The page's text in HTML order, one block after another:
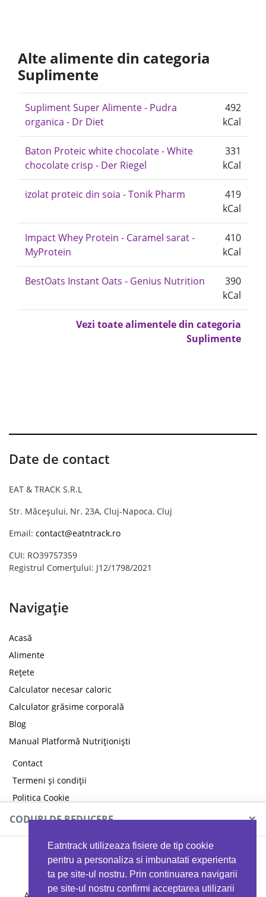
Eatntrack utilizeaza fisiere de tip cookie
pentru a personaliza si imbunatati experienta
ta pe site-ul nostru. Prin continuarea navigarii
pe site-ul nostru confirmi acceptarea utilizarii
Alte alimente din categoria
Suplimente
Supliment Super Alimente - Pudra
organica - Dr Diet
492
kCal
Baton Proteic white chocolate - White
chocolate crisp - Der Riegel
331
kCal
izolat proteic din soia - Tonik Pharm
419
kCal
Impact Whey Protein - Caramel sarat -
MyProtein
410
kCal
BestOats Instant Oats - Genius Nutrition
390
kCal
Vezi toate alimentele din categoria
Suplimente
Date de contact
EAT & TRACK S.R.L
Str. Măceșului, Nr. 23A, Cluj-Napoca, Cluj
Email: contact@eatntrack.ro
CUI: RO39757359
Registrul Comerțului: J12/1798/2021
Navigație
Acasă
Alimente
Rețete
Calculator necesar caloric
Calculator grăsime corporală
Blog
Manual Platformă Nutriționiști
Contact
Termeni și condiții
Politica Cookie
Politica de confidențialitate
CODURI DE REDUCERE ×
MYPROTEIN